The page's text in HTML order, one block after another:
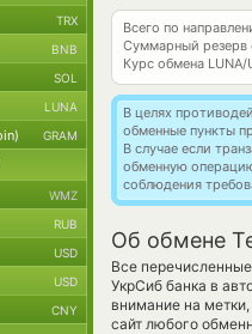
Всего по
Суммарный резерв
Курс обмена LUNA/
В целях
обменные пункты
В случае если
обменную
соблюдения
Об обмене
Все
УкрСиб банка в
внимание на
сайт любого
TRX
BNB
SOL
LUNA
GRAM
WMZ
RUB
USD
USD
CNY